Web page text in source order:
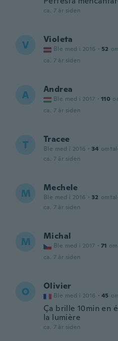
ca. 7 år siden
V Violeta
Ble med i 2016 · 52
ca. 7 år siden
A Andrea
Ble med i 2017 · 110
ca. 7 år siden
T Tracee
Ble med i 2016 · 34
ca. 7 år siden
M Mechele
Ble med i 2016 · 32
ca. 7 år siden
M Michal
Ble med i 2017 · 71
ca. 7 år siden
O Olivier
Ble med i 2016 · 45
Ça brille 10min en
la lumière
ca. 7 år siden